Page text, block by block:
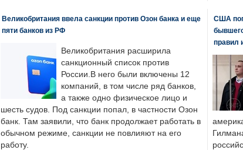
Великобритания ввела санкции против Озон банка и еще
пяти банков из РФ
Великобритания расширила
санкционный список против
России.В него были включены 12
компаний, в том числе ряд банков,
а также одно физическое лицо и
шесть судов. Под санкции попал, в частности Озон
банк. Там заявили, что банк продолжает работать в
обычном режиме, санкции не повлияют на его
работу.
США
правил